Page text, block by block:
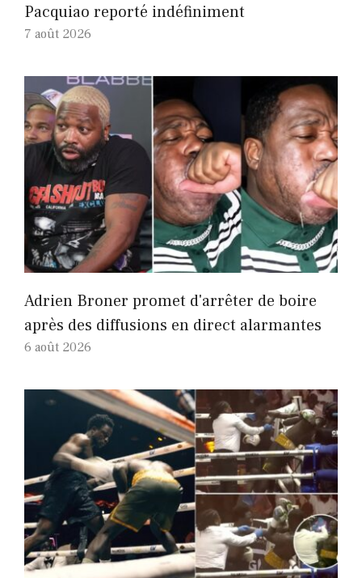
Pacquiao reporté indéfiniment
7 août 2026
Adrien Broner promet d'arrêter de boire
après des diffusions en direct alarmantes
6 août 2026